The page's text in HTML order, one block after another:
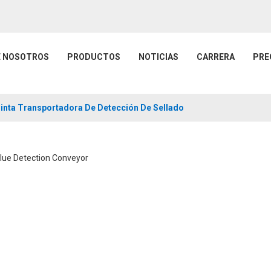
NOSOTROS PRODUCTOS NOTICIAS CARRERA
Transportadora De Detección De Sellado